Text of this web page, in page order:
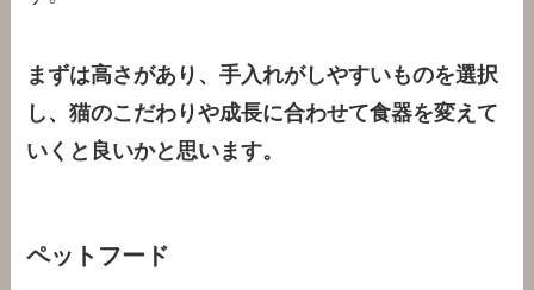
まずは高さがあり、手入れがしやすいものを選択
し、猫のこだわりや成長に合わせて食器を変えて
いくと良いかと思います。
ペットフード